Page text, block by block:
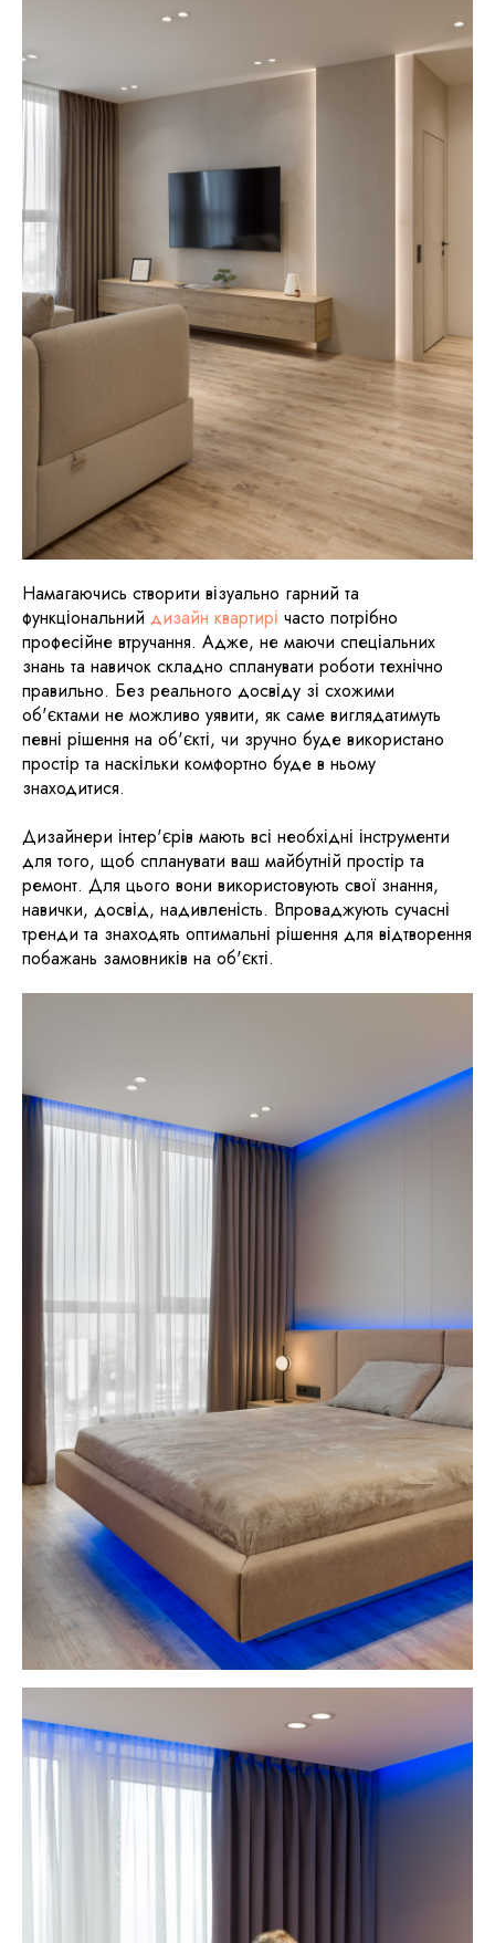
Намагаючись створити візуально гарний та
функціональний дизайн квартирі часто потрібно
професійне втручання. Адже, не маючи спеціальних
знань та навичок складно спланувати роботи технічно
правильно. Без реального досвіду зі схожими
об'єктами не можливо уявити, як саме виглядатимуть
певні рішення на об'єкті, чи зручно буде використано
простір та наскільки комфортно буде в ньому
знаходитися.
Дизайнери інтер'єрів мають всі необхідні інструменти
для того, щоб спланувати ваш майбутній простір та
ремонт. Для цього вони використовують свої знання,
навички, досвід, надивленість. Впроваджують сучасні
тренди та знаходять оптимальні рішення для відтворення
побажань замовників на об'єкті.